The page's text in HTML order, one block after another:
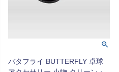
バタフライ BUTTERFLY 卓球